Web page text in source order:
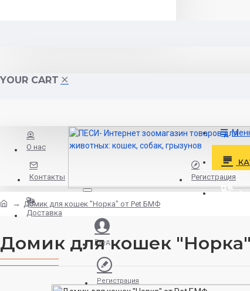
YOUR CART
О нас
Контакты
Доставка
Вход
Регистрация
Регистрация
Домик для кошек "Норка" от Pet БМФ
Домик для кошек